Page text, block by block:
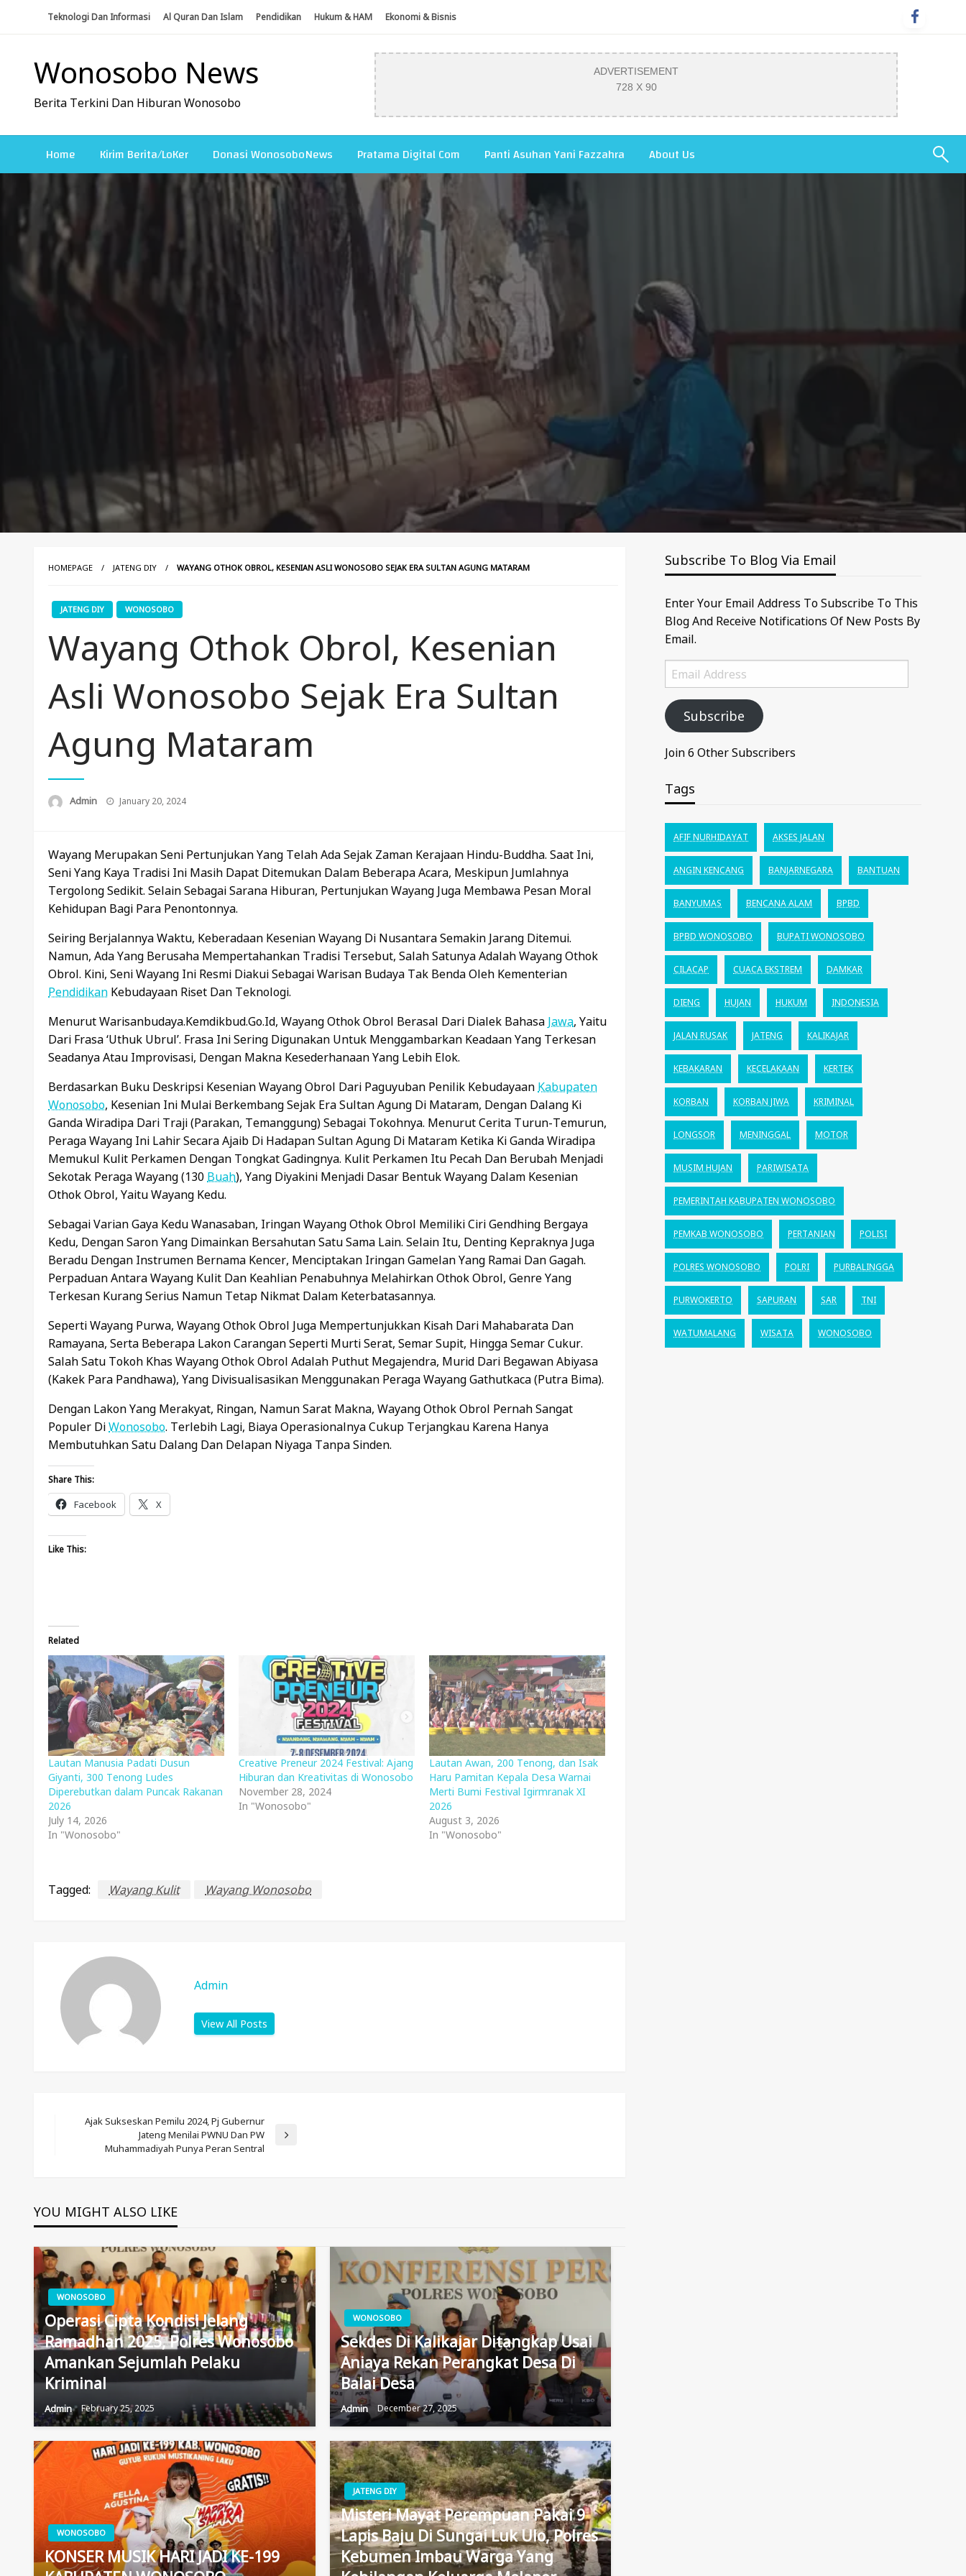
Teknologi Dan Informasi Al Quran Dan Islam Pendidikan Hukum & HAM Ekonomi & Bisnis
Wonosobo News
Berita Terkini Dan Hiburan Wonosobo
ADVERTISEMENT
728 X 90
Home Kirim Berita/LoKer Donasi WonosoboNews Pratama Digital Com Panti Asuhan Yani Fazzahra About Us
HOMEPAGE JATENG DIY WAYANG OTHOK OBROL, KESENIAN ASLI WONOSOBO SEJAK ERA SULTAN AGUNG MATARAM
JATENG DIY WONOSOBO
Wayang Othok Obrol, Kesenian
Asli Wonosobo Sejak Era Sultan
Agung Mataram
Admin
Posted
January 20, 2024
Wayang Merupakan Seni Pertunjukan Yang Telah Ada Sejak Zaman Kerajaan Hindu-Buddha. Saat Ini,
Seni Yang Kaya Tradisi Ini Masih Dapat Ditemukan Dalam Beberapa Acara, Meskipun Jumlahnya
Tergolong Sedikit. Selain Sebagai Sarana Hiburan, Pertunjukan Wayang Juga Membawa Pesan Moral
Kehidupan Bagi Para Penontonnya.
Seiring Berjalannya Waktu, Keberadaan Kesenian Wayang Di Nusantara Semakin Jarang Ditemui.
Namun, Ada Yang Berusaha Mempertahankan Tradisi Tersebut, Salah Satunya Adalah Wayang Othok
Obrol. Kini, Seni Wayang Ini Resmi Diakui Sebagai Warisan Budaya Tak Benda Oleh Kementerian
Pendidikan Kebudayaan Riset Dan Teknologi.
Menurut Warisanbudaya.kemdikbud.go.id, Wayang Othok Obrol Berasal Dari Dialek Bahasa Jawa, Yaitu
Dari Frasa ‘uthuk Ubrul’. Frasa Ini Sering Digunakan Untuk Menggambarkan Keadaan Yang Terkesan
Seadanya Atau Improvisasi, Dengan Makna Kesederhanaan Yang Lebih Elok.
Berdasarkan Buku Deskripsi Kesenian Wayang Obrol Dari Paguyuban Penilik Kebudayaan Kabupaten
Wonosobo, Kesenian Ini Mulai Berkembang Sejak Era Sultan Agung Di Mataram, Dengan Dalang Ki
Ganda Wiradipa Dari Traji (Parakan, Temanggung) Sebagai Tokohnya. Menurut Cerita Turun-Temurun,
Peraga Wayang Ini Lahir Secara Ajaib Di Hadapan Sultan Agung Di Mataram Ketika Ki Ganda Wiradipa
Memukul Kulit Perkamen Dengan Tongkat Gadingnya. Kulit Perkamen Itu Pecah Dan Berubah Menjadi
Sekotak Peraga Wayang (130 Buah), Yang Diyakini Menjadi Dasar Bentuk Wayang Dalam Kesenian
Othok Obrol, Yaitu Wayang Kedu.
Sebagai Varian Gaya Kedu Wanasaban, Iringan Wayang Othok Obrol Memiliki Ciri Gendhing Bergaya
Kedu, Dengan Saron Yang Dimainkan Bersahutan Satu Sama Lain. Selain Itu, Denting Kepraknya Juga
Beradu Dengan Instrumen Bernama Kencer, Menciptakan Iringan Gamelan Yang Ramai Dan Gagah.
Perpaduan Antara Wayang Kulit Dan Keahlian Penabuhnya Melahirkan Othok Obrol, Genre Yang
Terkesan Kurang Serius Namun Tetap Nikmat Dalam Keterbatasannya.
Seperti Wayang Purwa, Wayang Othok Obrol Juga Mempertunjukkan Kisah Dari Mahabarata Dan
Ramayana, Serta Beberapa Lakon Carangan Seperti Murti Serat, Semar Supit, Hingga Semar Cukur.
Salah Satu Tokoh Khas Wayang Othok Obrol Adalah Puthut Megajendra, Murid Dari Begawan Abiyasa
(kakek Para Pandhawa), Yang Divisualisasikan Menggunakan Peraga Wayang Gathutkaca (putra Bima).
Dengan Lakon Yang Merakyat, Ringan, Namun Sarat Makna, Wayang Othok Obrol Pernah Sangat
Populer DiWonosobo. Terlebih Lagi, Biaya Operasionalnya Cukup Terjangkau Karena Hanya
Membutuhkan Satu Dalang Dan Delapan Niyaga Tanpa Sinden.
Share This:
Facebook X
Like This:
Related
Lautan Manusia Padati Dusun
Giyanti, 300 Tenong Ludes
Diperebutkan dalam Puncak Rakanan
2026
July 14, 2026
In "Wonosobo"
Creative Preneur 2024 Festival: Ajang
Hiburan dan Kreativitas di Wonosobo
November 28, 2024
In "Wonosobo"
Lautan Awan, 200 Tenong, dan Isak
Haru Pamitan Kepala Desa Warnai
Merti Bumi Festival Igirmranak XI
2026
August 3, 2026
In "Wonosobo"
Tagged: Wayang Kulit Wayang Wonosobo
Admin
View All Posts
Post
Ajak Sukseskan Pemilu 2024, Pj Gubernur
Jateng Menilai PWNU Dan PW
Muhammadiyah Punya Peran Sentral
YOU MIGHT ALSO LIKE
WONOSOBO
Operasi Cipta Kondisi Jelang
Ramadhan 2025, Polres Wonosobo
Amankan Sejumlah Pelaku
Kriminal
Admin February 25, 2025
WONOSOBO
Sekdes Di Kalikajar Ditangkap Usai
Aniaya Rekan Perangkat Desa Di
Balai Desa
Admin December 27, 2025
WONOSOBO
KONSER MUSIK HARI JADI KE-199
JATENG DIY
Misteri Mayat Perempuan Pakai 9
Lapis Baju Di Sungai Luk Ulo, Polres
Kebumen Imbau Warga Yang
Subscribe To Blog Via Email
Enter Your Email Address To Subscribe To This
Blog And Receive Notifications Of New Posts By
Email.
Email
Address
Subscribe
Join 6 Other Subscribers
Tags
AFIF NURHIDAYAT AKSES JALAN
ANGIN KENCANG BANJARNEGARA BANTUAN
BANYUMAS BENCANA ALAM BPBD
BPBD WONOSOBO BUPATI WONOSOBO
CILACAP CUACA EKSTREM DAMKAR
DIENG HUJAN HUKUM INDONESIA
JALAN RUSAK JATENG KALIKAJAR
KEBAKARAN KECELAKAAN KERTEK
KORBAN KORBAN JIWA KRIMINAL
LONGSOR MENINGGAL MOTOR
MUSIM HUJAN PARIWISATA
PEMERINTAH KABUPATEN WONOSOBO
PEMKAB WONOSOBO PERTANIAN POLISI
POLRES WONOSOBO POLRI PURBALINGGA
PURWOKERTO SAPURAN SAR TNI
WATUMALANG WISATA WONOSOBO